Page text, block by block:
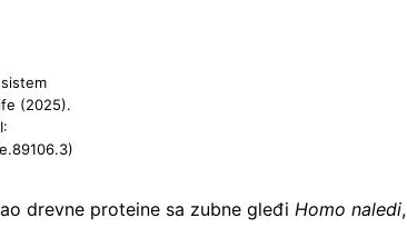
(2025).
drevne proteine sa zubne gleđi Homo naledi,